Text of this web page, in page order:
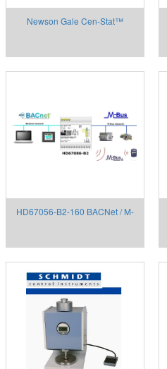
Newson Gale Cen-Stat™
HD67056-B2-160 BACNet / M-
tín hiệu ADFweb